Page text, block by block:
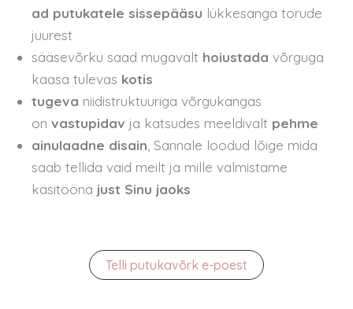
ad putukatele sissepääsu lükkesanga torude
juurest
sääsevõrku saad mugavalt hoiustada võrguga
kaasa tulevas kotis
tugeva niidistruktuuriga võrgukangas
on vastupidav ja katsudes meeldivalt pehme
ainulaadne disain , Sannale loodud lõige mida
saab tellida vaid meilt ja mille valmistame
käsitööna just Sinu jaoks
Telli putukavõrk e-poest